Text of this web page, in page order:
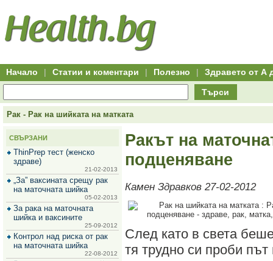
Всички
офети
за
Hitro.bg
Всички
оферти
Hitro.bg
оферти
Hitro.bg
във
всички
Всички
оферти
групово
намаление
пазаруване
изгодни
оферти
50+
начало
Клуб
Начало | Статии и коментари | Полезно | Здравето от А
Търси
Рак - Рак на шийката на матката
СВЪРЗАНИ
ThinPrep тест (женско
здраве)
21-02-2013
„За” ваксината срещу рак
на маточната шийка
05-02-2013
За рака на маточната
шийка и ваксините
25-09-2012
Контрол над риска от рак
на маточната шийка
22-08-2012
Ракът на
подценяване
Камен Здравков 27-02-2012
След като в света
тя трудно си проби